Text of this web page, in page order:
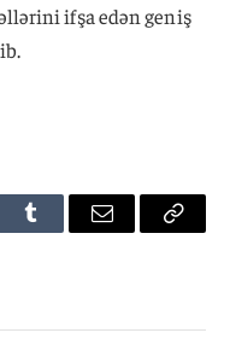
ifşa edən geniş
Tumblr Email
Copy